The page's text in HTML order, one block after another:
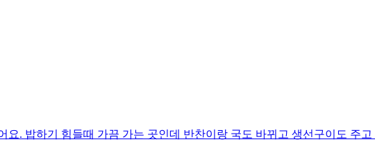
요. 밥하기 힘들때 가끔 가는 곳인데 반찬이랑 국도 바뀌고 생선구이도 주